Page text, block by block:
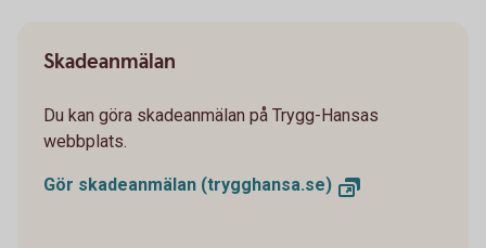
Skadeanmälan
Du kan göra skadeanmälan på Trygg-Hansas
webbplats.
Gör skadeanmälan (trygghansa.se)